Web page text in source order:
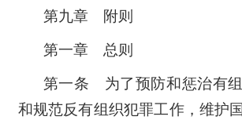
第九章 附则
第一章 总则
第一条 为了预防和惩治有
和规范反有组织犯罪工作，维护